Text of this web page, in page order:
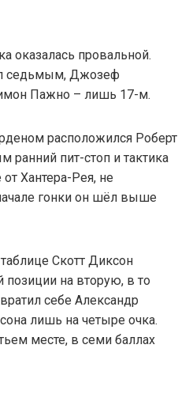
оказалась провальной.
седьмым, Джозеф
Пажно – лишь 17-м.
расположился Роберт
ранний пит-стоп и тактика
от Хантера-Рея, не
гонки он шёл выше
Скотт Диксон
позиции на вторую, в то
себе Александр
лишь на четыре очка.
месте, в семи баллах